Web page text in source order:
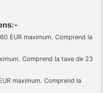
EUR maximum. Comprend la
Comprend la taxe de 23
maximum. Comprend la